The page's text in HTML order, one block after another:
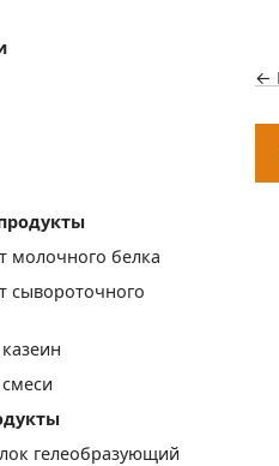
←
молочного белка
сывороточного
гелеобразующий